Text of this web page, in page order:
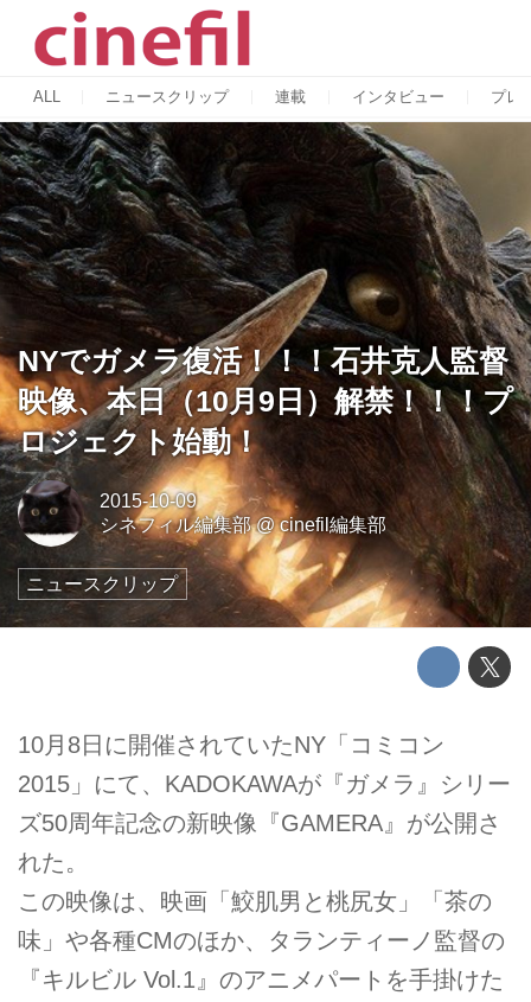
ALL ニュースクリップ 連載 インタビュー プレ
NYでガメラ復活！！！石井克人監督
映像、本日（10月9日）解禁！！！プ
ロジェクト始動！
2015-10-09
シネフィル編集部@cinefil編集部
ニュースクリップ
10月8日に開催されていたNY「コミコン
2015」にて、KADOKAWAが『ガメラ』シリー
ズ50周年記念の新映像『GAMERA』が公開さ
れた。
この映像は、映画「鮫肌男と桃尻女」「茶の
味」や各種CMのほか、タランティーノ監督の
『キルビル Vol.1』のアニメパートを手掛けた